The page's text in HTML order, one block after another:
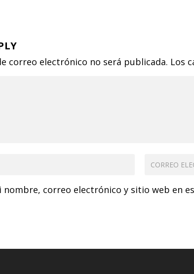
correo electrónico no será publicada. Los
nombre, correo electrónico y sitio web en